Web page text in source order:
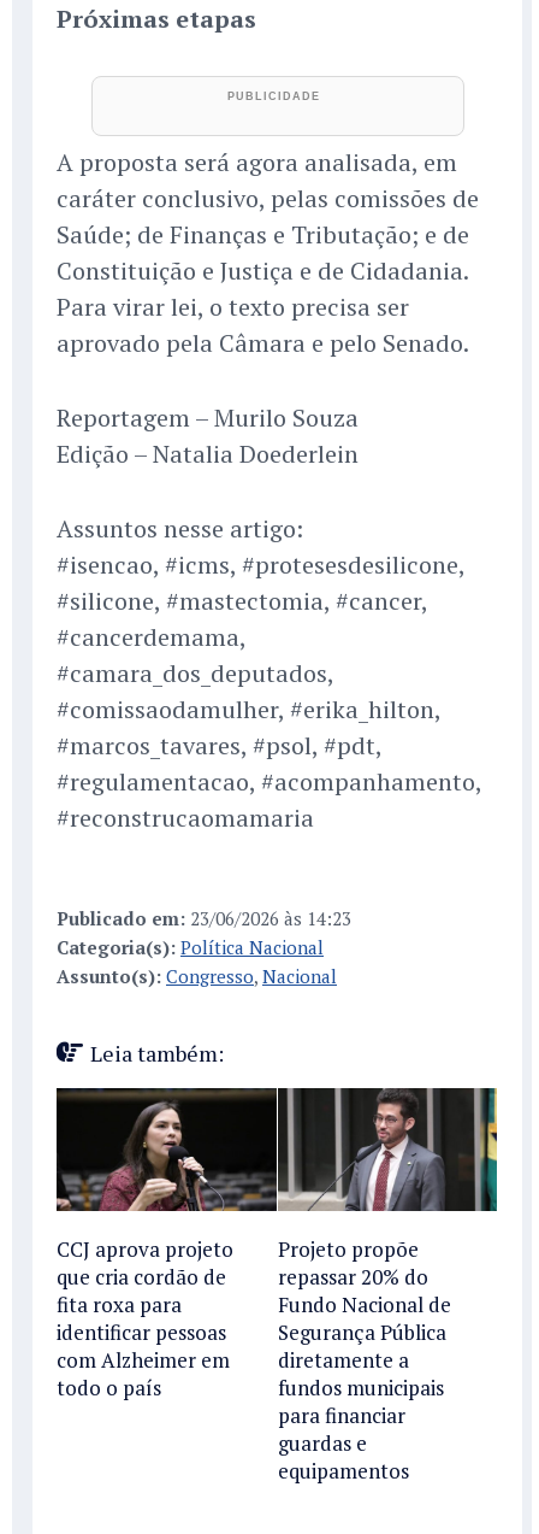
Próximas etapas
A proposta será agora analisada, em
caráter conclusivo, pelas comissões de
Saúde; de Finanças e Tributação; e de
Constituição e Justiça e de Cidadania.
Para virar lei, o texto precisa ser
aprovado pela Câmara e pelo Senado.
Reportagem – Murilo Souza
Edição – Natalia Doederlein
Assuntos nesse artigo:
#isencao, #icms, #protesesdesilicone,
#silicone, #mastectomia, #cancer,
#cancerdemama,
#camara_dos_deputados,
#comissaodamulher, #erika_hilton,
#marcos_tavares, #psol, #pdt,
#regulamentacao, #acompanhamento,
#reconstrucaomamaria
Publicado em: 23/06/2026 às 14:23
Categoria(s): Política Nacional
Assunto(s): Congresso, Nacional
Leia também:
CCJ aprova projeto
que cria cordão de
fita roxa para
identificar pessoas
com Alzheimer em
todo o país
Projeto propõe
repassar 20% do
Fundo Nacional de
Segurança Pública
diretamente a
fundos municipais
para financiar
guardas e
equipamentos